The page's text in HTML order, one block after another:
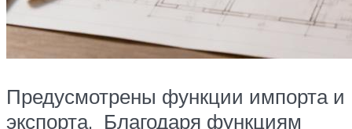
Предусмотрены функции импорта и
экспорта. Благодаря функциям